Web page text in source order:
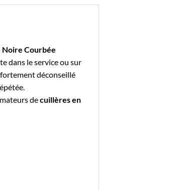
Noire Courbée
dans le service ou sur
déconseillé
decuillères en